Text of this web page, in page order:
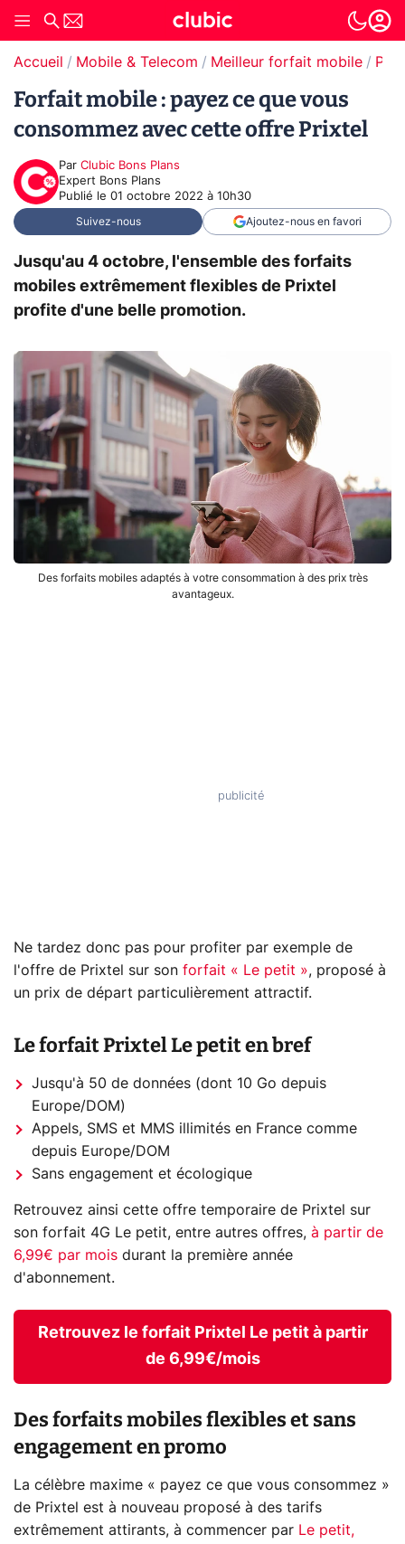
Accueil Mobile & Telecom Meilleur forfait mobile
Forfait mobile : payez ce que vous
consommez avec cette offre Prixtel
Par Clubic Bons Plans
Expert Bons Plans
Publié le 01 octobre 2022 à 10h30
Suivez-nous Ajoutez-nous en favori
Jusqu'au 4 octobre, l'ensemble des forfaits
mobiles extrêmement flexibles de Prixtel
profite d'une belle promotion.
Des forfaits mobiles adaptés à votre consommation à des prix très
avantageux.
Ne tardez donc pas pour profiter par exemple de
l'offre de Prixtel sur son forfait « Le petit », proposé à
un prix de départ particulièrement attractif.
Le forfait Prixtel Le petit en bref
Jusqu'à 50 de données (dont 10 Go depuis
Europe/DOM)
Appels, SMS et MMS illimités en France comme
depuis Europe/DOM
Sans engagement et écologique
Retrouvez ainsi cette offre temporaire de Prixtel sur
son forfait 4G Le petit, entre autres offres, à partir de
6,99€ par mois durant la première année
d'abonnement.
Retrouvez le forfait Prixtel Le petit à partir
de 6,99€/mois
Des forfaits mobiles flexibles et sans
engagement en promo
La célèbre maxime « payez ce que vous consommez »
de Prixtel est à nouveau proposé à des tarifs
extrêmement attirants, à commencer par Le petit,